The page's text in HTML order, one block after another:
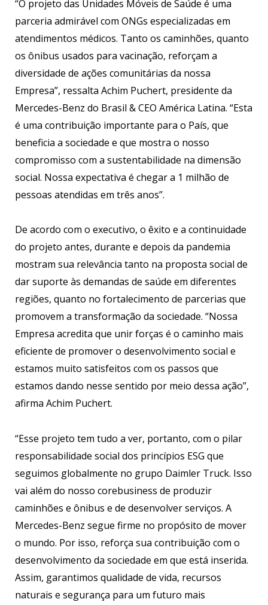
“O projeto das Unidades Móveis de Saúde é uma
parceria admirável com ONGs especializadas em
atendimentos médicos. Tanto os caminhões, quanto
os ônibus usados para vacinação, reforçam a
diversidade de ações comunitárias da nossa
Empresa”, ressalta Achim Puchert, presidente da
Mercedes-Benz do Brasil & CEO América Latina. “Esta
é uma contribuição importante para o País, que
beneficia a sociedade e que mostra o nosso
compromisso com a sustentabilidade na dimensão
social. Nossa expectativa é chegar a 1 milhão de
pessoas atendidas em três anos”.
De acordo com o executivo, o êxito e a continuidade
do projeto antes, durante e depois da pandemia
mostram sua relevância tanto na proposta social de
dar suporte às demandas de saúde em diferentes
regiões, quanto no fortalecimento de parcerias que
promovem a transformação da sociedade. “Nossa
Empresa acredita que unir forças é o caminho mais
eficiente de promover o desenvolvimento social e
estamos muito satisfeitos com os passos que
estamos dando nesse sentido por meio dessa ação”,
afirma Achim Puchert.
“Esse projeto tem tudo a ver, portanto, com o pilar
responsabilidade social dos princípios ESG que
seguimos globalmente no grupo Daimler Truck. Isso
vai além do nosso corebusiness de produzir
caminhões e ônibus e de desenvolver serviços. A
Mercedes-Benz segue firme no propósito de mover
o mundo. Por isso, reforça sua contribuição com o
desenvolvimento da sociedade em que está inserida.
Assim, garantimos qualidade de vida, recursos
naturais e segurança para um futuro mais